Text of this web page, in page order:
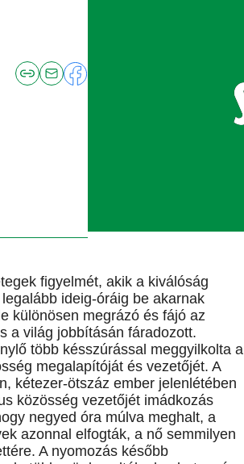
figyelmét, akik a kiválóság
ideig-óráig be akarnak
különösen megrázó és fájó az
a világ jobbításán fáradozott.
több késszúrással meggyilkolta a
megalapítóját és vezetőjét. A
kétezer-ötszáz ember jelenlétében
közösség vezetőjét imádkozás
negyed óra múlva meghalt, a
azonnal elfogták, a nő semmilyen
A nyomozás később